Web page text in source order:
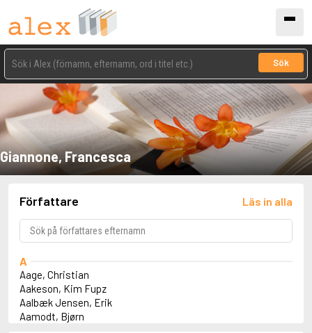
Sök
Giannone, Francesca
Författare Läs in alla
A
Aage, Christian
Aakeson, Kim Fupz
Aalbæk Jensen, Erik
Aamodt, Bjørn